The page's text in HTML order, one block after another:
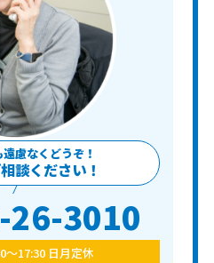
慮なくどうぞ！
談ください！
26-3010
〜17:30 日月定休